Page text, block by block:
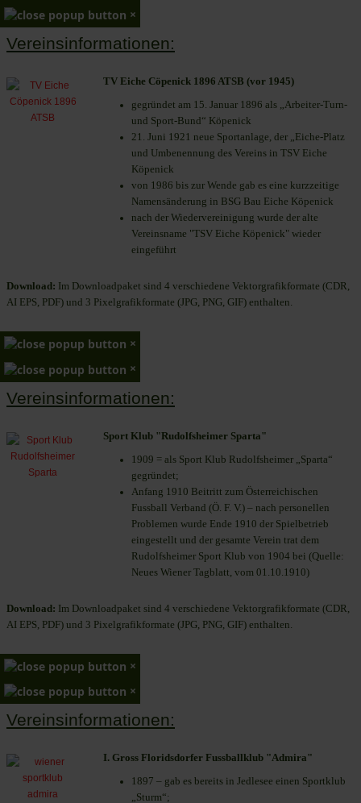
×
Vereinsinformationen:
TV Eiche Cöpenick 1896 ATSB (vor 1945)
gegründet am 15. Januar 1896 als „Arbeiter-Turn-
und Sport-Bund“ Köpenick
21. Juni 1921 neue Sportanlage, der „Eiche-Platz
und Umbenennung des Vereins in TSV Eiche
Köpenick
von 1986 bis zur Wende gab es eine kurzzeitige
Namensänderung in BSG Bau Eiche Köpenick
nach der Wiedervereinigung wurde der alte
Vereinsname "TSV Eiche Köpenick" wieder
eingeführt
Download: Im Downloadpaket sind 4 verschiedene Vektorgrafikformate (CDR,
AI EPS, PDF) und 3 Pixelgrafikformate (JPG, PNG, GIF) enthalten.
×
×
Vereinsinformationen:
Sport Klub "Rudolfsheimer Sparta"
1909 = als Sport Klub Rudolfsheimer „Sparta“
gegründet;
Anfang 1910 Beitritt zum Österreichischen
Fussball Verband (Ö. F. V.) – nach personellen
Problemen wurde Ende 1910 der Spielbetrieb
eingestellt und der gesamte Verein trat dem
Rudolfsheimer Sport Klub von 1904 bei (Quelle:
Neues Wiener Tagblatt, vom 01.10.1910)
Download: Im Downloadpaket sind 4 verschiedene Vektorgrafikformate (CDR,
AI EPS, PDF) und 3 Pixelgrafikformate (JPG, PNG, GIF) enthalten.
×
×
Vereinsinformationen:
I. Gross Floridsdorfer Fussballklub "Admira"
1897 – gab es bereits in Jedlesee einen Sportklub
„Sturm“;